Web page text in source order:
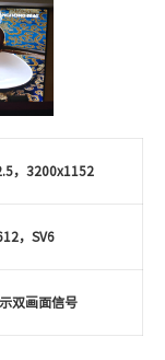
，3200x1152
，SV6
双画面信号